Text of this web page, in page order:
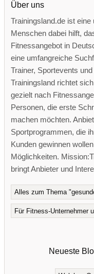
Über uns
Trainingsland.de ist
Menschen dabei hilft,
Fitnessangebot in
eine umfangreiche
Trainer, Sportevents
Trainingsland richtet
gezielt nach
Personen, die erste
machen möchten.
Sportprogrammen, die
Kunden gewinnen
Möglichkeiten.
bringt Anbieter und
Alles zum Thema
Für Fitness-Unternehmer
Neueste